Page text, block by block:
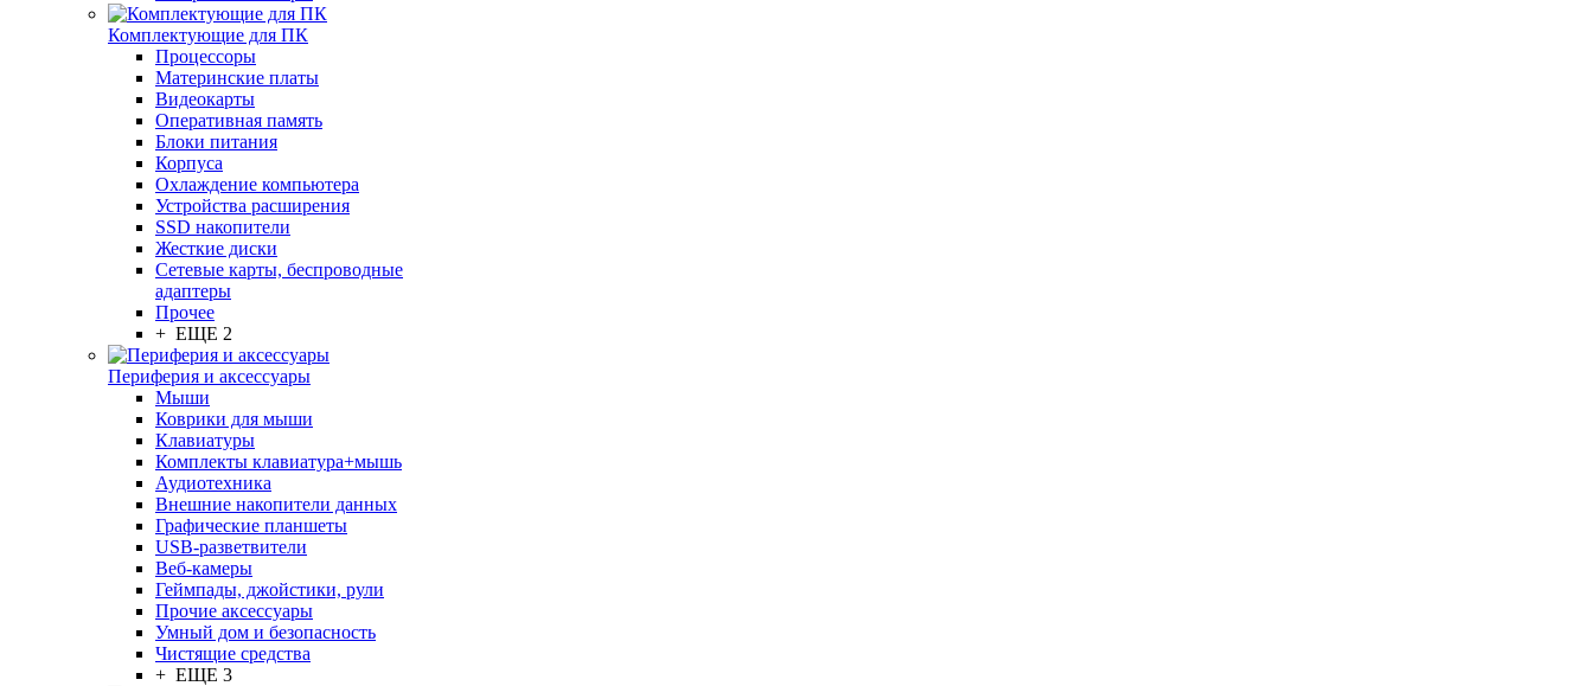
Комплектующие для ПК
Процессоры
Материнские платы
Видеокарты
Оперативная память
Блоки питания
Корпуса
Охлаждение компьютера
Устройства расширения
SSD накопители
Жесткие диски
Сетевые карты, беспроводные
адаптеры
Прочее
+ ЕЩЕ 2
Периферия и аксессуары
Мыши
Коврики для мыши
Клавиатуры
Комплекты клавиатура+мышь
Аудиотехника
Внешние накопители данных
Графические планшеты
USB-разветвители
Веб-камеры
Геймпады, джойстики, рули
Прочие аксессуары
Умный дом и безопасность
Чистящие средства
+ ЕЩЕ 3